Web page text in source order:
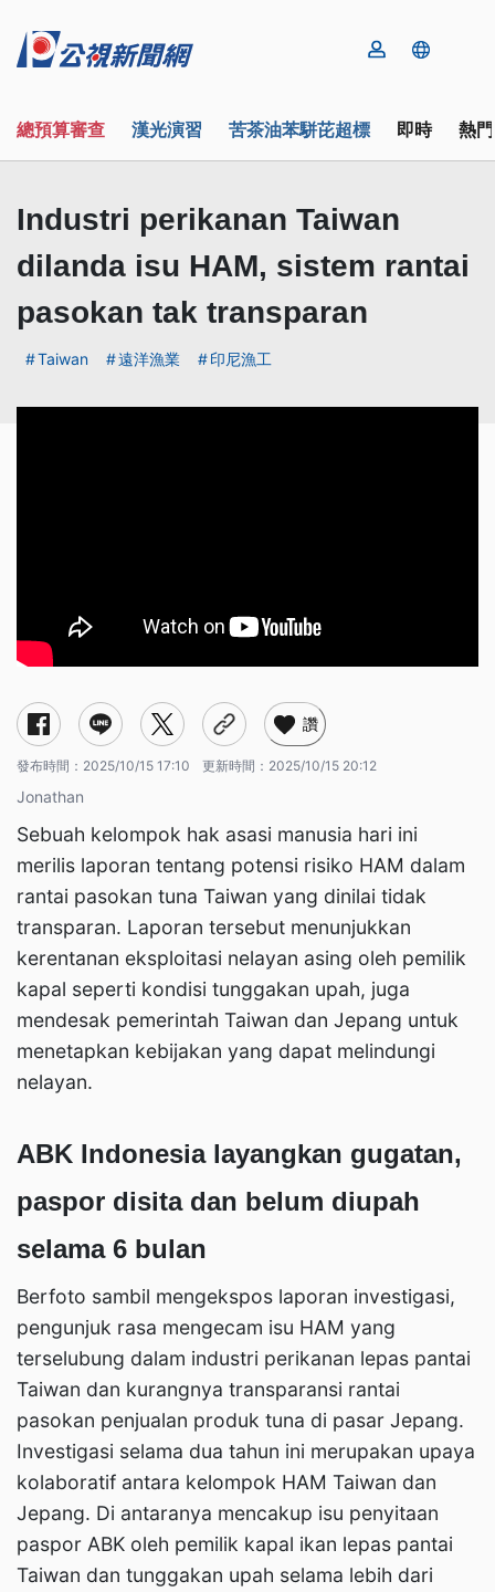
總預算審查 漢光演習 苦茶油苯駢芘超標 即時 熱
Industri perikanan Taiwan
dilanda isu HAM, sistem rantai
pasokan tak transparan
Taiwan 遠洋漁業 印尼漁工
讚
發布時間： 2025/10/15 17:10 更新時間： 2025/10/15 20:12
Jonathan
Sebuah kelompok hak asasi manusia hari ini
merilis laporan tentang potensi risiko HAM dalam
rantai pasokan tuna Taiwan yang dinilai tidak
transparan. Laporan tersebut menunjukkan
kerentanan eksploitasi nelayan asing oleh pemilik
kapal seperti kondisi tunggakan upah, juga
mendesak pemerintah Taiwan dan Jepang untuk
menetapkan kebijakan yang dapat melindungi
nelayan.
ABK Indonesia layangkan gugatan,
paspor disita dan belum diupah
selama 6 bulan
Berfoto sambil mengekspos laporan investigasi,
pengunjuk rasa mengecam isu HAM yang
terselubung dalam industri perikanan lepas pantai
Taiwan dan kurangnya transparansi rantai
pasokan penjualan produk tuna di pasar Jepang.
Investigasi selama dua tahun ini merupakan upaya
kolaboratif antara kelompok HAM Taiwan dan
Jepang. Di antaranya mencakup isu penyitaan
paspor ABK oleh pemilik kapal ikan lepas pantai
Taiwan dan tunggakan upah selama lebih dari